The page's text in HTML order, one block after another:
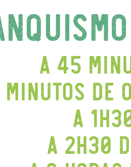
A 45
minutos de
A
A 2h30